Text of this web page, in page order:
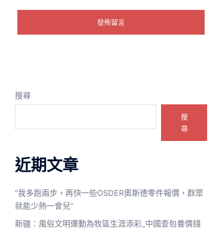
搜尋
搜
尋
近期文章
“我多跑兩步，再快一些OSDER奧斯德零件報價，群眾
就能少熱一會兒”
新疆：風俗文明運動為牧區生涯添彩_中國查包養價錢